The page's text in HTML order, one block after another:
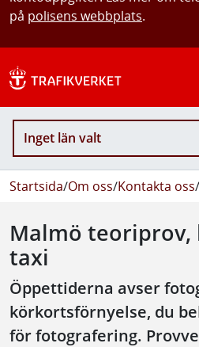
på polisens webbplats.
Inget län valt
Startsida/Om oss/Kontakta oss/
Malmö teoriprov,
taxi
Öppettiderna avser
körkortsförnyelse, du
för fotografering.